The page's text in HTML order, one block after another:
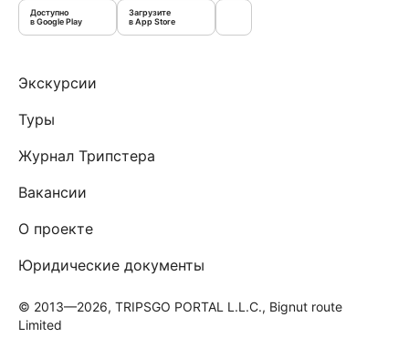
Доступно
в Google Play
Загрузите
в App Store
Экскурсии
Туры
Журнал Трипстера
Вакансии
О проекте
Юридические документы
© 2013—2026, TRIPSGO PORTAL L.L.C., Bignut route
Limited